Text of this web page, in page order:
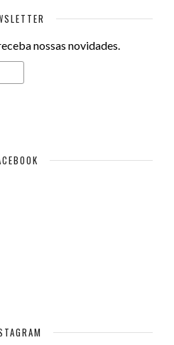
nossas novidades.